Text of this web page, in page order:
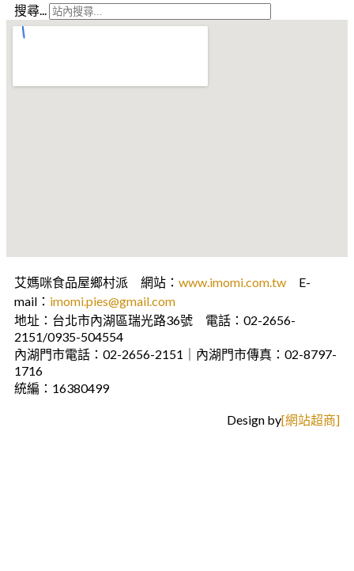
搜尋...
艾媽咪食品屋鄉村派 網站： www.imomi.com.tw E-
mail： imomi.pies@gmail.com
地址：台北市內湖區瑞光路36號 電話：02-2656-
2151/0935-504554
內湖門市電話：02-2656-2151｜內湖門市傳真：02-8797-
1716
統編：16380499
Design by[網站超商]